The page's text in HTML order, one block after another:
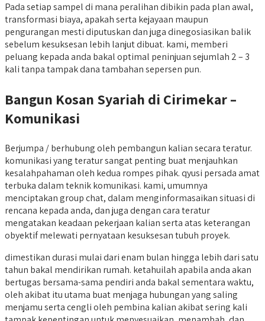
Pada setiap sampel di mana peralihan dibikin pada plan awal,
transformasi biaya, apakah serta kejayaan maupun
pengurangan mesti diputuskan dan juga dinegosiasikan balik
sebelum kesuksesan lebih lanjut dibuat. kami, memberi
peluang kepada anda bakal optimal peninjuan sejumlah 2 – 3
kali tanpa tampak dana tambahan sepersen pun.
Bangun Kosan Syariah di Cirimekar –
Komunikasi
Berjumpa / berhubung oleh pembangun kalian secara teratur.
komunikasi yang teratur sangat penting buat menjauhkan
kesalahpahaman oleh kedua rompes pihak. qyusi persada amat
terbuka dalam teknik komunikasi. kami, umumnya
menciptakan group chat, dalam menginformasaikan situasi di
rencana kepada anda, dan juga dengan cara teratur
mengatakan keadaan pekerjaan kalian serta atas keterangan
obyektif melewati pernyataan kesuksesan tubuh proyek.
dimestikan durasi mulai dari enam bulan hingga lebih dari satu
tahun bakal mendirikan rumah. ketahuilah apabila anda akan
bertugas bersama-sama pendiri anda bakal sementara waktu,
oleh akibat itu utama buat menjaga hubungan yang saling
menjamu serta cengli oleh pembina kalian akibat sering kali